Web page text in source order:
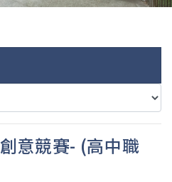
意競賽- (高中職